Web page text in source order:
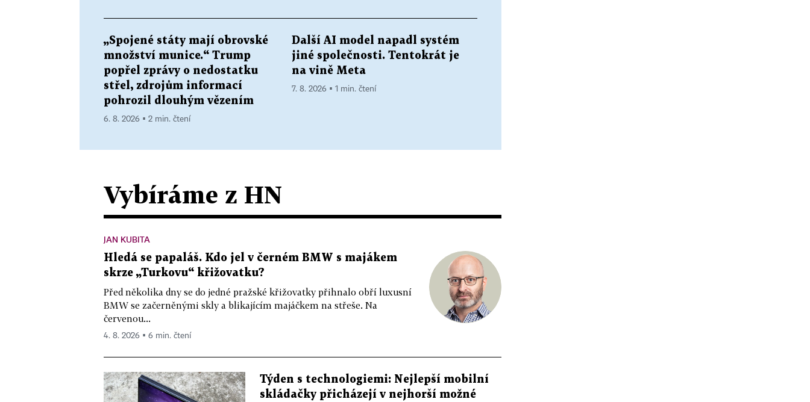
„Spojené státy mají obrovské
množství munice.“ Trump
popřel zprávy o nedostatku
střel, zdrojům informací
pohrozil dlouhým vězením
6. 8. 2026 ▪ 2 min. čtení
Další AI model napadl systém
jiné společnosti. Tentokrát je
na vině Meta
7. 8. 2026 ▪ 1 min. čtení
Vybíráme z HN
JAN KUBITA
Hledá se papaláš. Kdo jel v černém BMW s majákem
skrze „Turkovu“ křižovatku?
Před několika dny se do jedné pražské křižovatky přihnalo obří luxusní
BMW se začerněnými skly a blikajícím majáčkem na střeše. Na
červenou...
4. 8. 2026 ▪ 6 min. čtení
Týden s technologiemi: Nejlepší mobilní
skládačky přicházejí v nejhorší možné